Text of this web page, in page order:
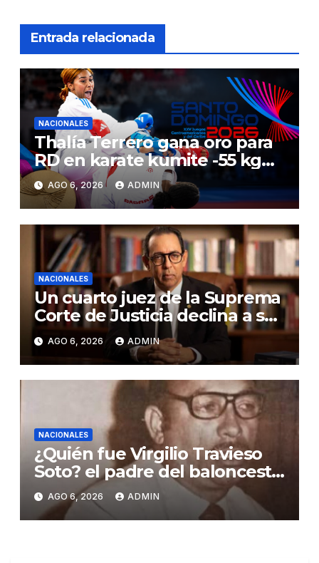
Entrada relacionada
NACIONALES
Thalía Terrero gana oro para
RD en karate kumite -55 kg
en Santo Domingo 2026
AGO 6, 2026 ADMIN
NACIONALES
Un cuarto juez de la Suprema
Corte de Justicia declina a ser
evaluado por el CNM
AGO 6, 2026 ADMIN
NACIONALES
¿Quién fue Virgilio Travieso
Soto? el padre del baloncesto
dominicano
AGO 6, 2026 ADMIN